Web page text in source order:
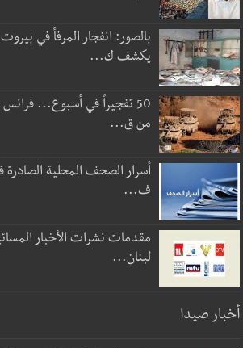
يكشف ك...
50 تفجيراً في أسبوع...
من ق...
أسرار الصحف المحلية
ف...
مقدمات نشرات الأخبار
لبنان...
أخبار صيدا